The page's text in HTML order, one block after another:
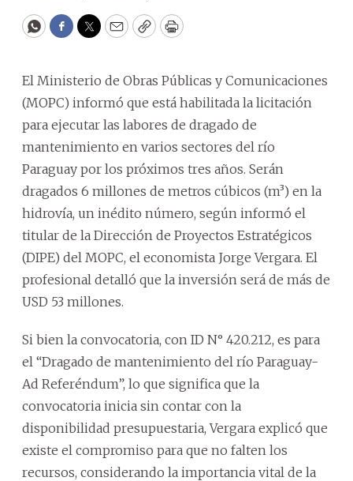
WhatsApp
Facebook
Twitter
EmailCopyPrint
El Ministerio de Obras Públicas y Comunicaciones
(MOPC) informó que está habilitada la licitación
para ejecutar las labores de dragado de
mantenimiento en varios sectores del río
Paraguay por los próximos tres años. Serán
dragados 6 millones de metros cúbicos (m³) en la
hidrovía, un inédito número, según informó el
titular de la Dirección de Proyectos Estratégicos
(DIPE) del MOPC, el economista Jorge Vergara. El
profesional detalló que la inversión será de más de
USD 53 millones.
Si bien la convocatoria, con ID N° 420.212, es para
el “Dragado de mantenimiento del río Paraguay-
Ad Referéndum”, lo que significa que la
convocatoria inicia sin contar con la
disponibilidad presupuestaria, Vergara explicó que
existe el compromiso para que no falten los
recursos, considerando la importancia vital de la